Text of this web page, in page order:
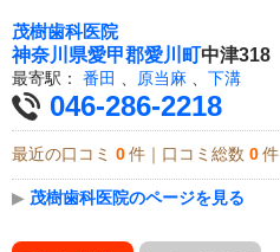
茂樹歯科医院
神奈川県愛甲郡愛川町中津318
最寄駅： 番田 原当麻 下溝
046-286-2218
最近の口コミ 0 件｜口コミ総数 0 件
▶ 茂樹歯科医院のページを見る